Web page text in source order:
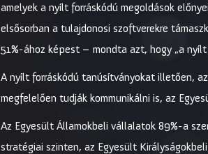
amelyek a nyílt forráskódú megoldások
elsősorban a tulajdonosi szoftverekre
51%-ához képest – mondta azt, hogy „a
A nyílt forráskódú tanúsítványokat illetően,
megfelelően tudják kommunikálni is, az
Az Egyesült Államokbeli vállalatok 89%-a
stratégiai szinten, az Egyesült